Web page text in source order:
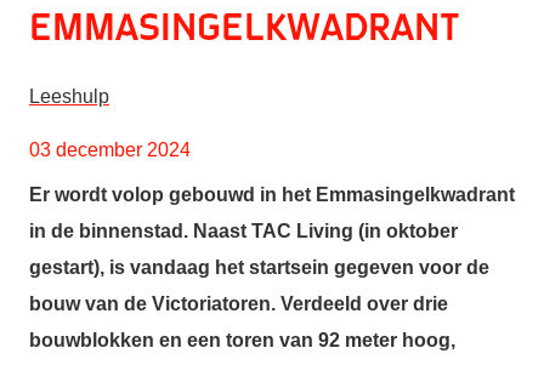
Emmasingelkwadrant
Leeshulp
03 december 2024
Er wordt volop gebouwd in het Emmasingelkwadrant
in de binnenstad. Naast TAC Living (in oktober
gestart), is vandaag het startsein gegeven voor de
bouw van de Victoriatoren. Verdeeld over drie
bouwblokken en een toren van 92 meter hoog,